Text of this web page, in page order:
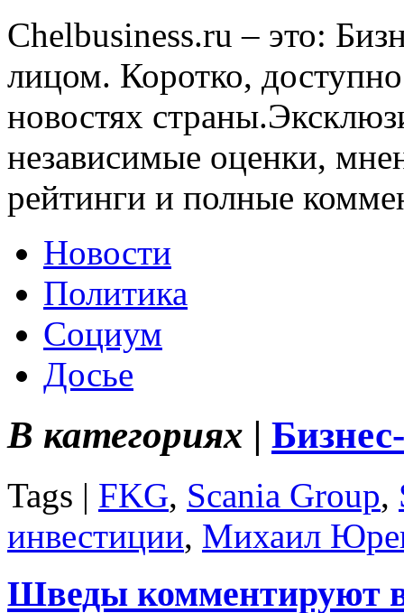
Chelbusiness.ru – это:
лицом. Коротко,
новостях
независимые оценки,
рейтинги и полные
Новости
Политика
Социум
Досье
В категориях |
Tags | FKG, Scania Group,
инвестиции, Михаил
Шведы комментируют